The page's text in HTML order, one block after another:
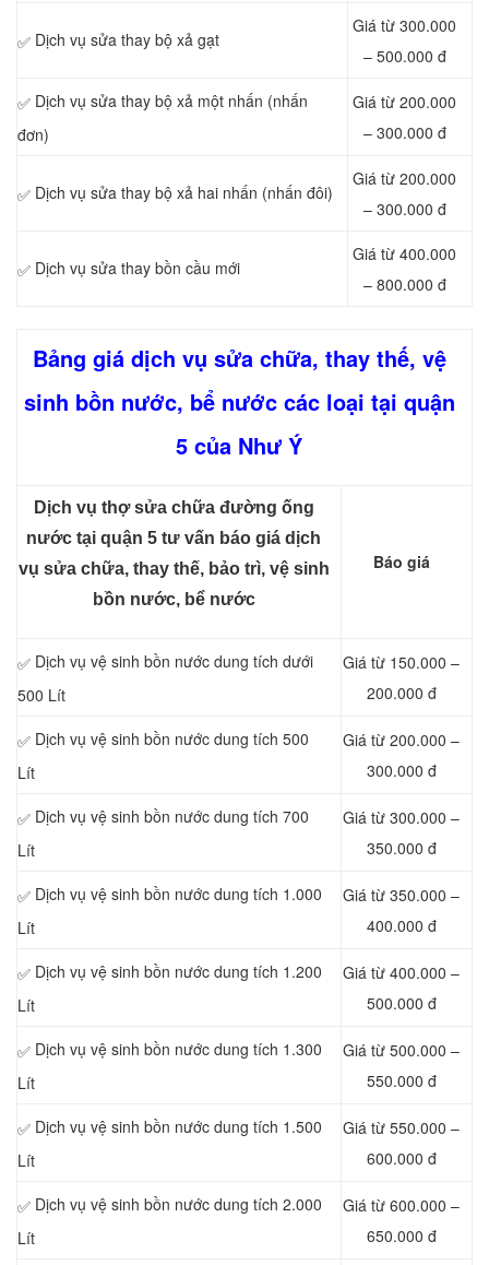
✅ Dịch vụ sửa thay bộ xả gạt
Giá từ 300.000
– 500.000 đ
✅ Dịch vụ sửa thay bộ xả một nhấn (nhấn
đơn)
Giá từ 200.000
– 300.000 đ
✅ Dịch vụ sửa thay bộ xả hai nhấn (nhấn đôi)
Giá từ 200.000
– 300.000 đ
✅ Dịch vụ sửa thay bồn cầu mới
Giá từ 400.000
– 800.000 đ
Bảng giá dịch vụ sửa chữa, thay thế, vệ
sinh bồn nước, bể nước các loại tại quận
5 của Như Ý
Dịch vụ thợ sửa chữa đường ống
nước tại quận 5 tư vấn báo giá dịch
vụ sửa chữa, thay thế, bảo trì, vệ sinh
bồn nước, bể nước
Báo giá
✅ Dịch vụ vệ sinh bồn nước dung tích dưới
500 Lít
Giá từ 150.000 –
200.000 đ
✅ Dịch vụ vệ sinh bồn nước dung tích 500
Lít
Giá từ 200.000 –
300.000 đ
✅ Dịch vụ vệ sinh bồn nước dung tích 700
Lít
Giá từ 300.000 –
350.000 đ
✅ Dịch vụ vệ sinh bồn nước dung tích 1.000
Lít
Giá từ 350.000 –
400.000 đ
✅ Dịch vụ vệ sinh bồn nước dung tích 1.200
Lít
Giá từ 400.000 –
500.000 đ
✅ Dịch vụ vệ sinh bồn nước dung tích 1.300
Lít
Giá từ 500.000 –
550.000 đ
✅ Dịch vụ vệ sinh bồn nước dung tích 1.500
Lít
Giá từ 550.000 –
600.000 đ
✅ Dịch vụ vệ sinh bồn nước dung tích 2.000
Lít
Giá từ 600.000 –
650.000 đ